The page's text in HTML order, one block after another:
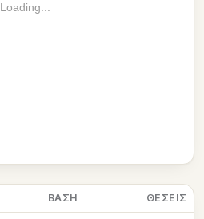
Loading...
ΒΆΣΗ ΘΈΣΕΙΣ